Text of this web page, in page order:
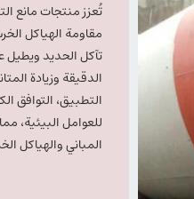
مقاومة الهياكل
تآكل الحديد ويطيل
الدقيقة وزيادة
التطبيق، التوافق
للعوامل البيئية،
المباني والهياكل